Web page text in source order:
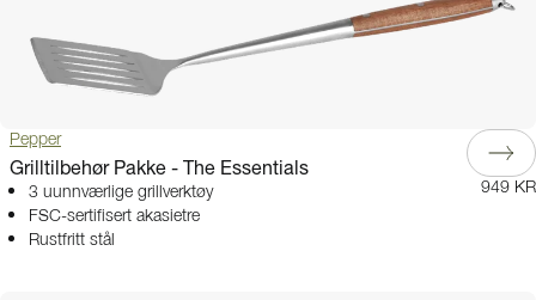
Pepper
Grilltilbehør Pakke - The Essentials
3 uunnværlige grillverktøy
FSC-sertifisert akasietre
Rustfritt stål
949 KR